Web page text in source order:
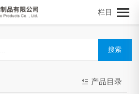
栏目
产品目录